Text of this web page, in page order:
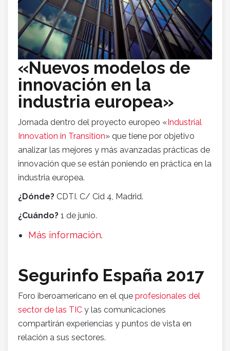
«Nuevos modelos de
innovación en la
industria europea»
Jornada dentro del proyecto europeo « Industrial
Innovation in Transition» que tiene por objetivo
analizar las mejores y más avanzadas prácticas de
innovación que se están poniendo en práctica en la
industria europea.
¿Dónde? CDTI. C/ Cid 4, Madrid.
¿Cuándo? 1 de junio.
Más información.
Segurinfo España 2017
Foro iberoamericano en el que profesionales del
sector de las TIC y las comunicaciones
compartirán experiencias y puntos de vista en
relación a sus sectores.